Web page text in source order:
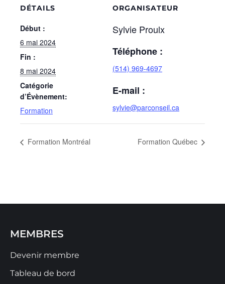
DÉTAILS
Début :
6 mai 2024
Fin :
8 mai 2024
Catégorie
d’Évènement:
Formation
ORGANISATEUR
Sylvie Proulx
Téléphone :
(514) 969-4697
E-mail :
sylvie@parconseil.ca
Formation Montréal Formation Québec
MEMBRES
Devenir membre
Tableau de bord